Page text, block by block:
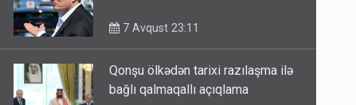
7 Avqust 23:11
Qonşu ölkədən tarixi razılaşma ilə
bağlı qalmaqallı açıqlama